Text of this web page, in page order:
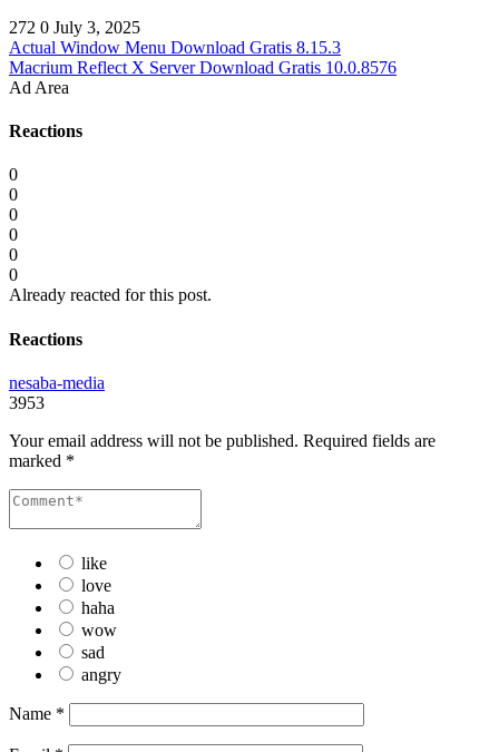
272 0 July 3, 2025
Actual Window Menu Download Gratis 8.15.3
Macrium Reflect X Server Download Gratis 10.0.8576
Ad Area
Reactions
0
0
0
0
0
0
Already reacted for this post.
Reactions
nesaba-media
3953
Your email address will not be published. Required fields are
marked *
like
love
haha
wow
sad
angry
Name *